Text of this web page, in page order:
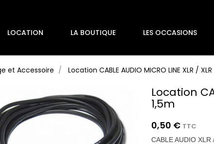
LOCATION LA BOUTIQUE LES OCCASIONS
et Accessoire Location CABLE AUDIO MICRO LINE XLR / XLR
Location
1,5m
0,50 € TTC
CABLE AUDIO XLR